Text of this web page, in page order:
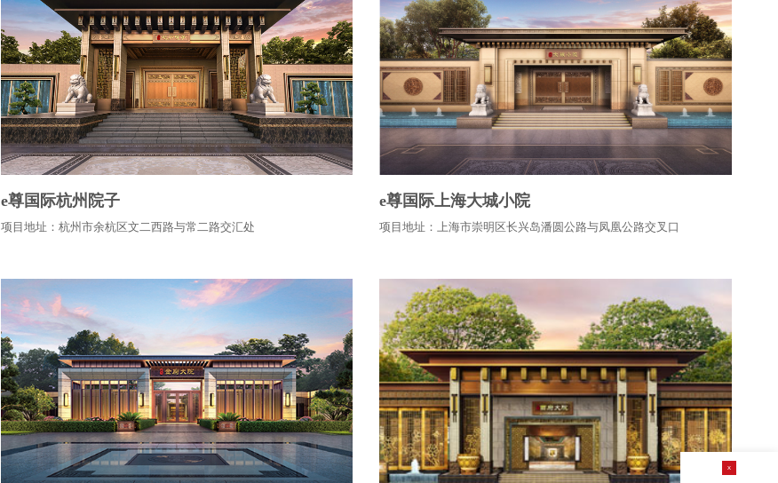
e尊国际杭州院子
项目地址：杭州市余杭区文二西路与常二路交汇处
e尊国际上海大城小院
项目地址：上海市崇明区长兴岛潘圆公路与凤凰公路交叉口
x